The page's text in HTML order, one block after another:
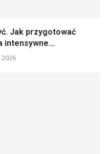
Jak przygotować
intensywne...